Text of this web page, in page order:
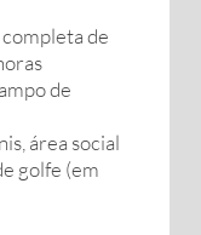
de
de
área social
golfe (em